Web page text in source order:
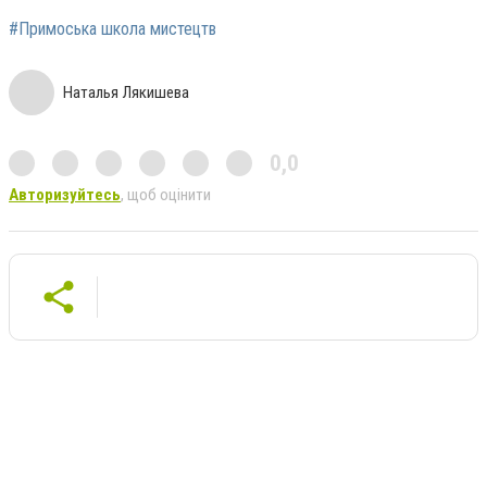
#Примоська школа мистецтв
Наталья Лякишева
0,0
Авторизуйтесь, щоб оцінити